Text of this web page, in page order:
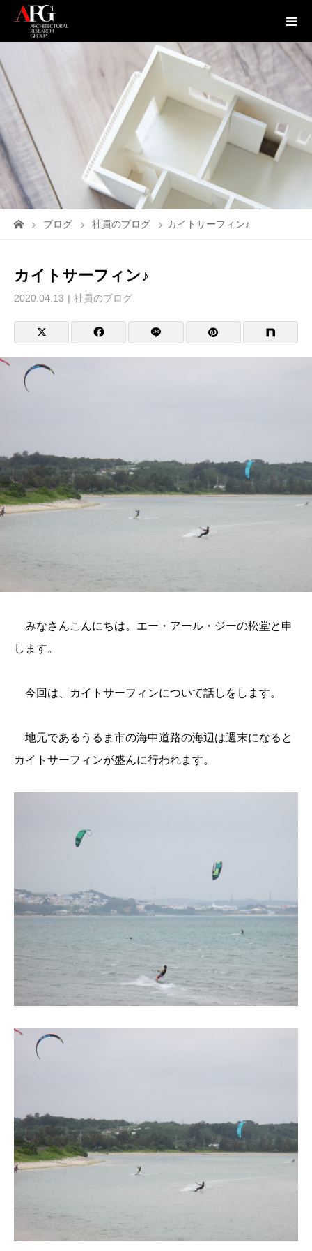
ブログ 社員のブログ カイトサーフィン♪
カイトサーフィン♪
2020.04.13 社員のブログ
みなさんこんにちは。エー・アール・ジーの松堂と申
します。
今回は、カイトサーフィンについて話しをします。
地元であるうるま市の海中道路の海辺は週末になると
カイトサーフィンが盛んに行われます。